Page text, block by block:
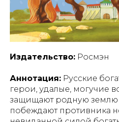
Издательство: Росмэн
Аннотация: Русские
герои, удалые, могучие
защищают родную землю
побеждают противника